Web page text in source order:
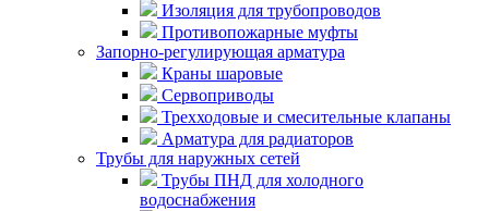
Изоляция для трубопроводов
Противопожарные муфты
Запорно-регулирующая арматура
Краны шаровые
Сервоприводы
Трехходовые и смесительные клапаны
Арматура для радиаторов
Трубы для наружных сетей
Трубы ПНД для холодного
водоснабжения